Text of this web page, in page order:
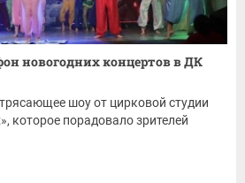
новогодних концертов в ДК
шоу от цирковой студии
которое порадовало зрителей